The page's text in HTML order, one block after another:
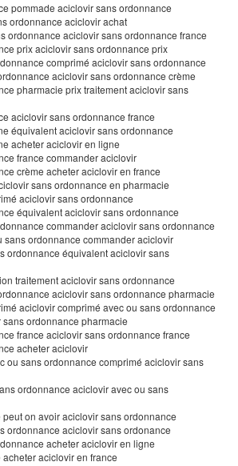
pommade aciclovir sans ordonnance
ordonnance aciclovir achat
ordonnance aciclovir sans ordonnance france
prix aciclovir sans ordonnance prix
comprimé aciclovir sans ordonnance
aciclovir sans ordonnance crème
pharmacie prix traitement aciclovir sans
aciclovir sans ordonnance france
équivalent aciclovir sans ordonnance
acheter aciclovir en ligne
france commander aciclovir
crème acheter aciclovir en france
sans ordonnance en pharmacie
aciclovir sans ordonnance
équivalent aciclovir sans ordonnance
commander aciclovir sans ordonnance
sans ordonnance commander aciclovir
ordonnance équivalent aciclovir sans
traitement aciclovir sans ordonnance
aciclovir sans ordonnance pharmacie
aciclovir comprimé avec ou sans ordonnance
ordonnance pharmacie
france aciclovir sans ordonnance france
acheter aciclovir
ou sans ordonnance comprimé aciclovir sans
ordonnance aciclovir avec ou sans
on avoir aciclovir sans ordonnance
ordonnance aciclovir sans ordonance
acheter aciclovir en ligne
aciclovir en france